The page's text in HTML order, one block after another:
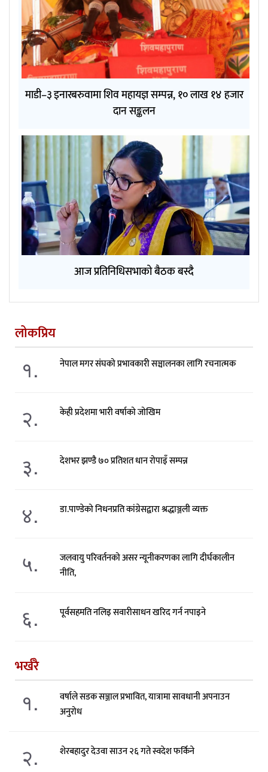
माडी–३ इनारबरुवामा शिव महायज्ञ सम्पन्न, १० लाख १४ हजार
दान सङ्कलन
आज प्रतिनिधिसभाको बैठक बस्दै
लोकप्रिय
१. नेपाल मगर संघको प्रभावकारी सञ्चालनका लागि रचनात्मक
२. केही प्रदेशमा भारी वर्षाको जोखिम
३. देशभर झण्डै ७० प्रतिशत धान रोपाइँ सम्पन्न
४. डा.पाण्डेको निधनप्रति कांग्रेसद्वारा श्रद्धाञ्जली व्यक्त
५.
जलवायु परिवर्तनको असर न्यूनीकरणका लागि दीर्घकालीन
नीति,
६. पूर्वसहमति नलिइ सवारीसाधन खरिद गर्न नपाइने
भर्खरै
१.
वर्षाले सडक सञ्जाल प्रभावित, यात्रामा सावधानी अपनाउन
अनुरोध
२. शेरबहादुर देउवा साउन २६ गते स्वदेश फर्किने